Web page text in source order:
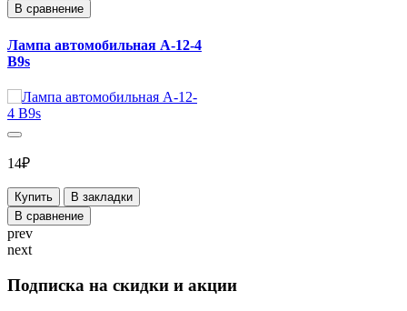
В сравнение
Лампа автомобильная А-12-4
B9s
14₽
Купить
В закладки
В сравнение
prev
next
Подписка на скидки и акции